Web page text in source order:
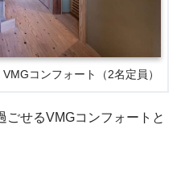
コンフォート（2名定員）
ごせるVMGコンフォートと